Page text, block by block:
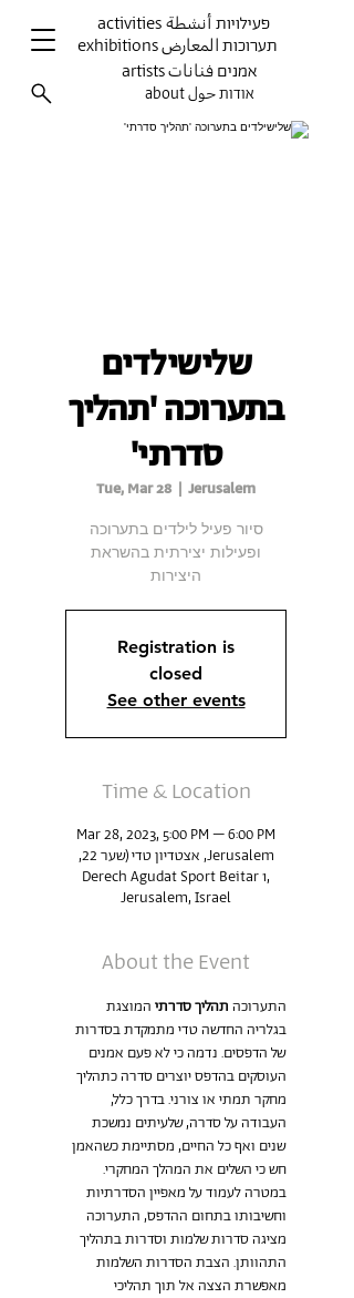
activities פעילויות أنشطة
exhibitions תערוכות المعارض
artists אמנים فنانات
about אודות حول
שלישילדים
בתערוכה 'תהליך
סדרתי'
Tue, Mar 28
  |
Jerusalem
סיור פעיל לילדים בתערוכה
ופעילות יצירתית בהשראת
היצירות
Registration is
closed
See other events
Time & Location
Mar 28, 2023, 5:00 PM – 6:00 PM
Jerusalem, אצטדיון טדי (שער 22,
Derech Agudat Sport Beitar 1,
Jerusalem, Israel
About the Event
התערוכה תהליך סדרתי המוצגת
בגלריה החדשה טדי מתמקדת בסדרות
של הדפסים. נדמה כי לא פעם אמנים
העוסקים בהדפס יוצרים סדרה כתהליך
מחקר תמתי או צורני. בדרך כלל,
העבודה על סדרה, שלעיתים נמשכת
שנים ואף כל החיים, מסתיימת כשהאמן
חש כי השלים את המהלך המחקרי.
במטרה לעמוד על מאפיין הסדרתיות
וחשיבותו בתחום ההדפס, התערוכה
מציגה סדרות שלמות וסדרות בתהליך
התהוותן. הצבת הסדרות השלמות
מאפשרת הצצה אל תוך תהליכי